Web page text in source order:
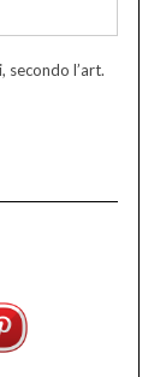
secondo l’art.